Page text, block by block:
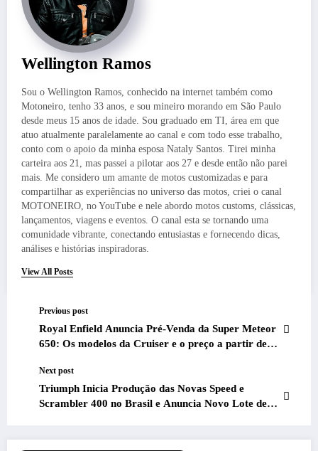
Wellington Ramos
Sou o Wellington Ramos, conhecido na internet também como
Motoneiro, tenho 33 anos, e sou mineiro morando em São Paulo
desde meus 15 anos de idade. Sou graduado em TI, área em que
atuo atualmente paralelamente ao canal e com todo esse trabalho,
conto com o apoio da minha esposa Nataly Santos. Tirei minha
carteira aos 21, mas passei a pilotar aos 27 e desde então não parei
mais. Me considero um amante de motos customizadas e para
compartilhar as experiências no universo das motos, criei o canal
MOTONEIRO, no YouTube e nele abordo motos customs, clássicas,
lançamentos, viagens e eventos. O canal esta se tornando uma
comunidade vibrante, conectando entusiastas e fornecendo dicas,
análises e histórias inspiradoras.
View All Posts
Previous post
Royal Enfield Anuncia Pré-Venda da Super Meteor
650: Os modelos da Cruiser e o preço a partir de
Next post
Triumph Inicia Produção das Novas Speed e
Scrambler 400 no Brasil e Anuncia Novo Lote de